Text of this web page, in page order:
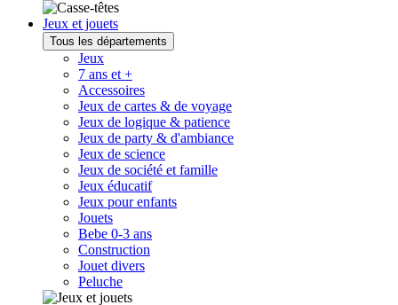
Jeux et jouets
Tous les départements
Jeux
7 ans et +
Accessoires
Jeux de cartes & de voyage
Jeux de logique & patience
Jeux de party & d'ambiance
Jeux de science
Jeux de société et famille
Jeux éducatif
Jeux pour enfants
Jouets
Bebe 0-3 ans
Construction
Jouet divers
Peluche